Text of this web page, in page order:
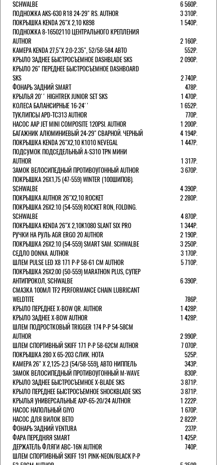
SCHWALBE
6 560Р.
ПОДНОЖКА AKS-630 R18 24-29" RS. AUTHOR
3 310Р.
ПОКРЫШКА KENDA 26"Х 2,10 K898
1 540Р.
ПОДНОЖКА 8-16502110 ЦЕНТРАЛЬНОГО КРЕПЛЕНИЯ
AUTHOR
2 160Р.
КАМЕРА KENDA 27,5"Х 2.0-2.35", 52/58-584 АВТО
552Р.
КРЫЛО ЗАДНЕЕ БЫСТРОСЪЕМНОЕ DASHBLADE SKS
2 090Р.
КРЫЛО 26" ПЕРЕДНЕЕ БЫСТРОСЪЕМНОЕ DASHBOARD
SKS
2 740Р.
ФОНАРЬ ЗАДНИЙ SMART
478Р.
КРЫЛЬЯ 20'' HIGHTREK JUNIOR SET SKS
1 470Р.
КОЛЕСА БАЛАНСИРНЫЕ 16-24''
1 652Р.
ТУКЛИПСЫ APD-TC313 AUTHOR
770Р.
НАСОС AAP JET MINI COMPOSITE 120PSI. AUTHOR
1 200Р.
БАГАЖНИК АЛЮМИНИЕВЫЙ 24-29" СВАРНОЙ. ЧЕРНЫЙ
4 194Р.
ПОКРЫШКА KENDA 26"Х2,10 K1010 NEVEGAL
1 447Р.
ПОДСУМОК ПОДСЕДЕЛЬНЫЙ A-S310 TPN МИНИ
AUTHOR
1 317Р.
ЗАМОК ВЕЛОСИПЕДНЫЙ ПРОТИВОУГОННЫЙ AUTHOR
3 670Р.
ПОКРЫШКА 26X1,75 (47-559) WINTER (100ШИПОВ).
SCHWALBE
4 390Р.
ПОКРЫШКА AUTHOR 26"Х2,10 ROCKET
2 280Р.
ПОКРЫШКА 26X2.10 (54-559) ROCKET RON, FOLDING.
SCHWALBE
4 870Р.
ПОКРЫШКА KENDA 26"Х 2,10K1080 SLANT SIX PRO
1 344Р.
РУЧКИ НА РУЛЬ AGR ERGO 20 AUTHOR
2 190Р.
ПОКРЫШКА 26X2.10 (54-559) SMART SAM. SCHWALBE
3 250Р.
СЕДЛО DONNA. AUTHOR
3 170Р.
ШЛЕМ PULSE LED X8 171 Р-Р 58-61 СМ AUTHOR
5 710Р.
ПОКРЫШКА 26X2.00 (50-559) MARATHON PLUS, СУПЕР
АНТИПРОКОЛ, SCHWALBE
6 390Р.
СМАЗКА 100МЛ TF2 PERFORMANCE CHAIN LUBRICANT
WELDTITE
786Р.
КРЫЛО ПЕРЕДНЕЕ X-BOW QR. AUTHOR
1 428Р.
КРЫЛО ЗАДНЕЕ X-BOW AUTHOR
1 428Р.
ШЛЕМ ПОДРОСТКОВЫЙ TRIGGER 174 Р-Р 54-58СМ
AUTHOR
2 990Р.
ШЛЕМ СПОРТИВНЫЙ SKIFF 171 Р-Р 58-62СМ AUTHOR
7 070Р.
ПОКРЫШКА 280 X 65-203 СЛИК. HOTA
525Р.
КАМЕРА 26" X 2,125-2,3 (54/58-559), АВТО НИППЕЛЬ
343Р.
ЗАМОК ВЕЛОСИПЕДНЫЙ ПРОТИВОУГОННЫЙ M-WAVE
830Р.
КРЫЛО ЗАДНЕЕ БЫСТРОСЪЕМНОЕ X-BLADE SKS
3 871Р.
КРЫЛО ПЕРЕДНЕЕ БЫСТРОСЪЕМНОЕ SHOCKBLADE SKS
3 871Р.
КРЫЛЬЯ УНИВЕРСАЛЬНЫЕ AXP-65-20/24 AUTHOR
1 222Р.
НАСОС НАПОЛЬНЫЙ GIYO
1 670Р.
НАСОС ДЛЯ ВИЛОК ВЕТО
2 822Р.
ФОНАРЬ ЗАДНИЙ VENTURA
237Р.
ФАРА ПЕРЕДНЯЯ SMART
1 425Р.
ДЕРЖАТЕЛЬ ФЛЯГИ ABC-16N AUTHOR
740Р.
ШЛЕМ СПОРТИВНЫЙ SKIFF 191 PINK-NEON/BLACK Р-Р